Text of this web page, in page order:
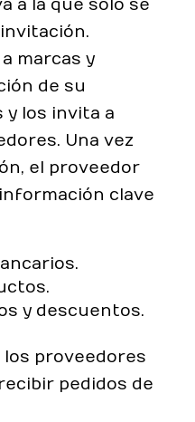
a la que solo se
marcas y
de su
y los invita a
Una vez
el proveedor
clave
y descuentos.
los proveedores
pedidos de